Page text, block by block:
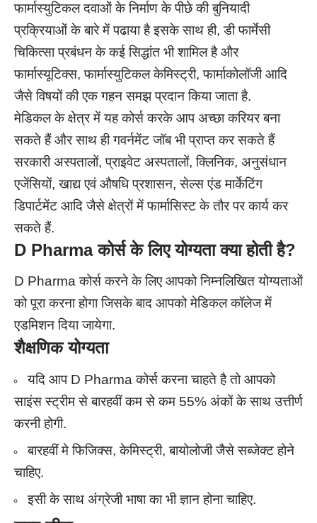
फार्मास्युटिकल दवाओं के निर्माण के पीछे की बुनियादी
प्रक्रियाओं के बारे में पढाया है इसके साथ ही, डी फार्मेसी
चिकित्सा प्रबंधन के कई सिद्धांत भी शामिल है और
फार्मास्यूटिक्स, फार्मास्युटिकल केमिस्ट्री, फार्माकोलॉजी आदि
जैसे विषयों की एक गहन समझ प्रदान किया जाता है.
मेडिकल के क्षेत्र में यह कोर्स करके आप अच्छा करियर बना
सकते हैं और साथ ही गवर्नमेंट जॉब भी प्राप्त कर सकते हैं
सरकारी अस्पतालों, प्राइवेट अस्पतालों, क्लिनिक, अनुसंधान
एजेंसियों, खाद्य एवं औषधि प्रशासन, सेल्स एंड मार्केटिंग
डिपार्टमेंट आदि जैसे क्षेत्रों में फार्मासिस्ट के तौर पर कार्य कर
सकते हैं.
D Pharma कोर्स के लिए योग्यता क्या होती है?
D Pharma कोर्स करने के लिए आपको निम्नलिखित योग्यताओं
को पूरा करना होगा जिसके बाद आपको मेडिकल कॉलेज में
एडमिशन दिया जायेगा.
शैक्षणिक योग्यता
यदि आप D Pharma कोर्स करना चाहते है तो आपको
साइंस स्ट्रीम से बारहवीं कम से कम 55% अंकों के साथ उत्तीर्ण
करनी होगी.
बारहवीं मे फिजिक्स, केमिस्ट्री, बायोलोजी जैसे सब्जेक्ट होने
चाहिए.
इसी के साथ अंग्रेजी भाषा का भी ज्ञान होना चाहिए.